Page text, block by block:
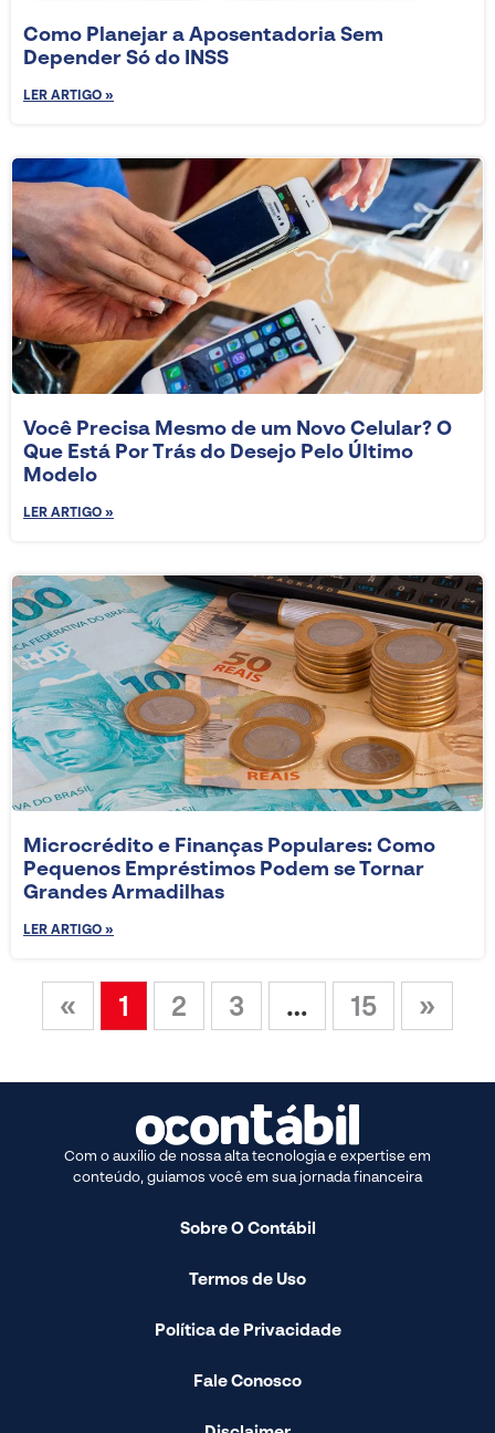
Como Planejar a Aposentadoria Sem
Depender Só do INSS
LER ARTIGO »
Você Precisa Mesmo de um Novo Celular? O
Que Está Por Trás do Desejo Pelo Último
Modelo
LER ARTIGO »
Microcrédito e Finanças Populares: Como
Pequenos Empréstimos Podem se Tornar
Grandes Armadilhas
LER ARTIGO »
« 1 2 3 … 15 »
Com o auxílio de nossa alta tecnologia e expertise em
conteúdo, guiamos você em sua jornada financeira
Sobre O Contábil
Termos de Uso
Política de Privacidade
Fale Conosco